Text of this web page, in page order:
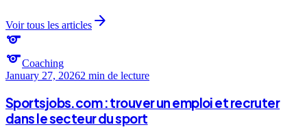
Voir tous les articles arrow_forward
sports
sportsCoaching
January 27, 20262 min de lecture
Sportsjobs.com : trouver un emploi et recruter
dans le secteur du sport